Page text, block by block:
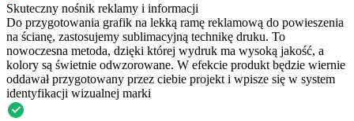
Skuteczny nośnik reklamy i informacji
Do przygotowania grafik na lekką ramę reklamową do powieszenia
na ścianę, zastosujemy sublimacyjną technikę druku. To
nowoczesna metoda, dzięki której wydruk ma wysoką jakość, a
kolory są świetnie odwzorowane. W efekcie produkt będzie wiernie
oddawał przygotowany przez ciebie projekt i wpisze się w system
identyfikacji wizualnej marki